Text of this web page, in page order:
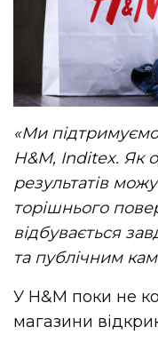
«Ми
H&M, Inditex. Як
результатів
торішнього
відбувається
та публічним
У H&M поки не
магазини